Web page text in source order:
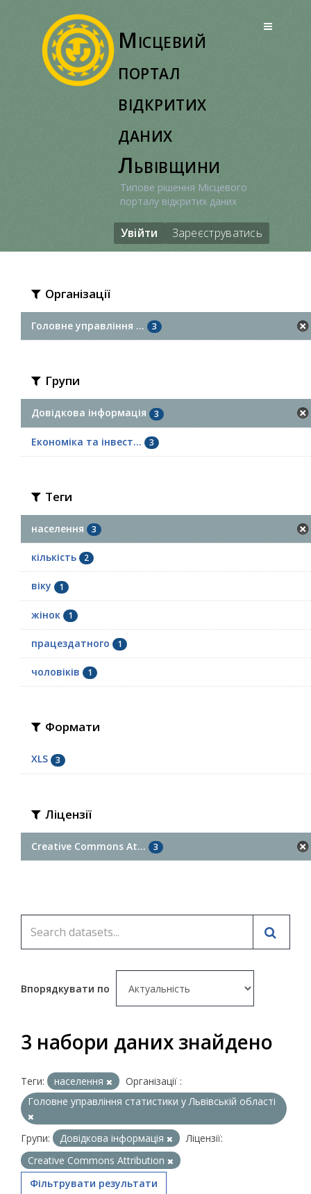
Місцевий
портал
відкритих
даних
Львівщини
Типове рішення Місцевого
порталу відкритих даних
Увійти Зареєструватись
Організації
Головне управління ... 3
Групи
Довідкова інформація 3
Економіка та інвест... 3
Теги
населення 3
кількість 2
віку 1
жінок 1
працездатного 1
чоловіків 1
Формати
XLS 3
Ліцензії
Creative Commons At... 3
Впорядкувати по
3 набори даних знайдено
Теги: населення
Організації :
Головне управління статистики у Львівській області
Групи: Довідкова інформація
Ліцензії:
Creative Commons Attribution
Фільтрувати результати